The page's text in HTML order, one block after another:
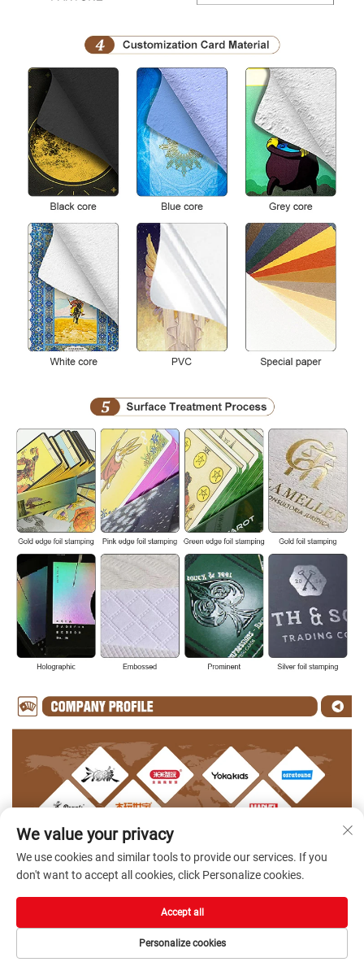
We value your privacy
We use cookies and similar tools to provide our services. If you
don't want to accept all cookies, click Personalize cookies.
Personalize cookies
Accept all